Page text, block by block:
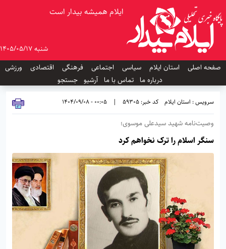
ایلام همیشه بیدار است
شنبه 1405/05/17
صفحه اصلی
استان ایلام سیاسی اجتماعی فرهنگی اقتصادی
ورزشی
درباره ما تماس با ما آرشیو جستجو
سرویس : استان ایلام کد خبر: 59305 |
00:05 - 1404/09/08
وصیت‌نامه شهید سیدعلی موسوی؛
سنگر اسلام را ترک نخواهم کرد